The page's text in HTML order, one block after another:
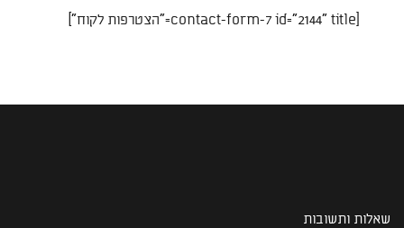
[contact-form-7 id="2144" title="הצטרפות לקוח"]
שאלות ותשובות